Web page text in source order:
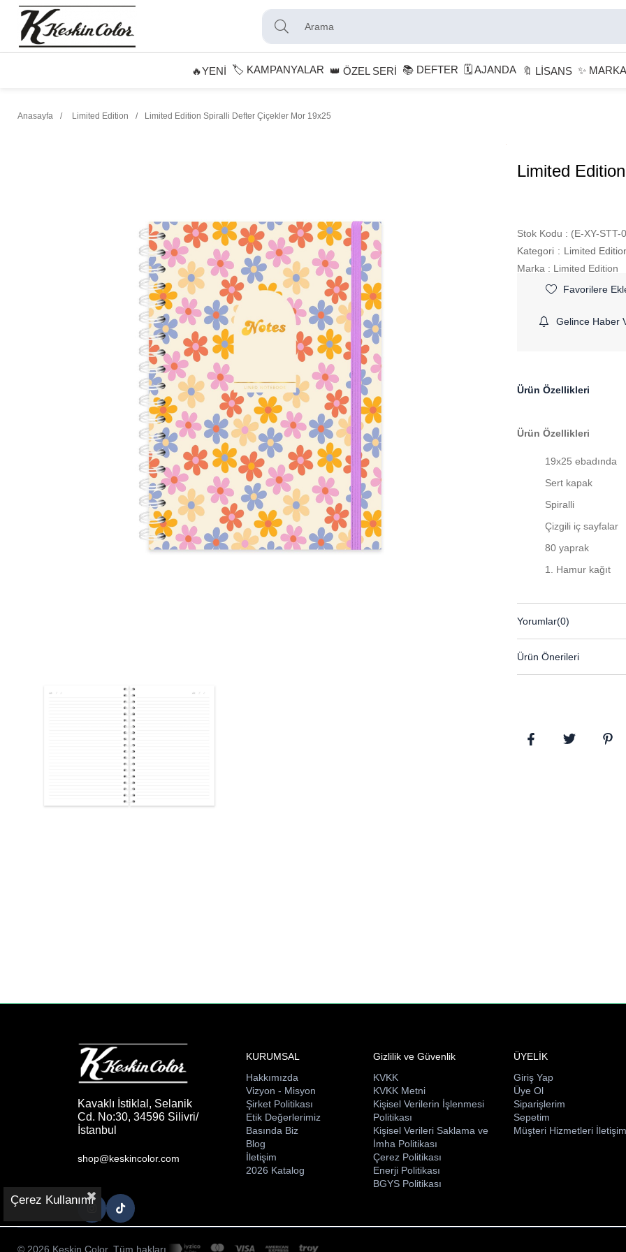
🔥YENİ 🏷️ KAMPANYALAR 👑 ÖZEL SERİ 📚 DEFTER 🗓 AJANDA 🔖 LİSANS ✨
Anasayfa Limited Edition Limited Edition Spiralli Defter Çiçekler Mor 19x25
Limited
Stok Kodu
(E-XY-STT-
Kategori : Limited
Marka : Limited Edition
Favorilere
Gelince Haber
Ürün Özellikleri
Ürün Özellikleri
19x25 ebadında
Sert kapak
Spiralli
Çizgili iç sayfalar
80 yaprak
1. Hamur kağıt
Yorumlar(0)
Ürün Önerileri
Kavaklı İstiklal, Selanik
Cd. No:30, 34596 Silivri/
İstanbul
shop@keskincolor.com
KURUMSAL
Hakkımızda
Vizyon - Misyon
Şirket Politikası
Etik Değerlerimiz
Basında Biz
Blog
İletişim
2026 Katalog
Gizlilik ve Güvenlik
KVKK
KVKK Metni
Kişisel Verilerin İşlenmesi
Politikası
Kişisel Verileri Saklama ve
İmha Politikası
Çerez Politikası
Enerji Politikası
BGYS Politikası
ÜYELİK
Giriş Yap
Üye Ol
Siparişlerim
Sepetim
Müşteri Hizmetleri İletişim
© 2026 Keskin Color. Tüm hakları
Çerez Kullanımı